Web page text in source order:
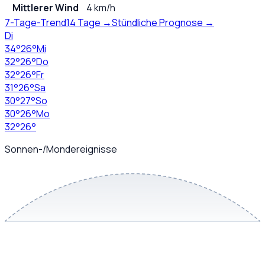
Mittlerer Wind
4 km/h
7-Tage-Trend14 Tage →Stündliche Prognose →
Di
34°26°Mi
32°26°Do
32°26°Fr
31°26°Sa
30°27°So
30°26°Mo
32°26°
Sonnen-/Mondereignisse